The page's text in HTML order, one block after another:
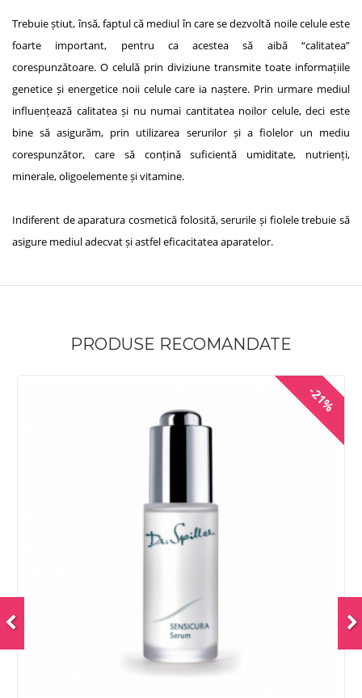
Trebuie știut, însă, faptul că mediul în care se dezvoltă noile celule este
foarte important, pentru ca acestea să aibă “calitatea”
corespunzătoare. O celulă prin diviziune transmite toate informațiile
genetice și energetice noii celule care ia naștere. Prin urmare mediul
influențează calitatea și nu numai cantitatea noilor celule, deci este
bine să asigurăm, prin utilizarea serurilor și a fiolelor un mediu
corespunzător, care să conțină suficientă umiditate, nutrienți,
minerale, oligoelemente și vitamine.
Indiferent de aparatura cosmetică folosită, serurile și fiolele trebuie să
asigure mediul adecvat și astfel eficacitatea aparatelor.
PRODUSE RECOMANDATE
-21%